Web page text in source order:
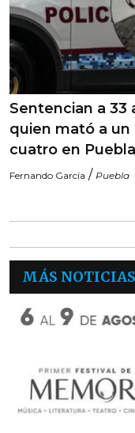
Sentencian a 33
quien mató a un
cuatro en Puebla
Fernando García / Puebla
MÁS